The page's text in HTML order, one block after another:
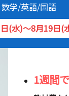
数学/英語/国語
(水)～8月19日(
1週間